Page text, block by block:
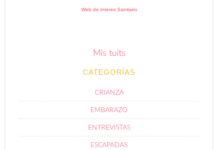
Web de Interes Sanitario
Mis tuits
CATEGORÍAS
CRIANZA
EMBARAZO
ENTREVISTAS
ESCAPADAS